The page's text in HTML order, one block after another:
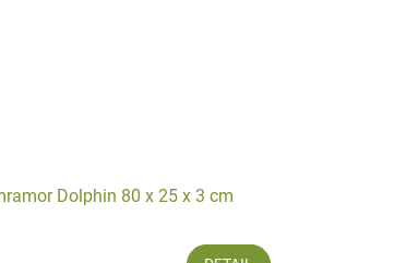
Dolphin 80 x 25 x 3 cm